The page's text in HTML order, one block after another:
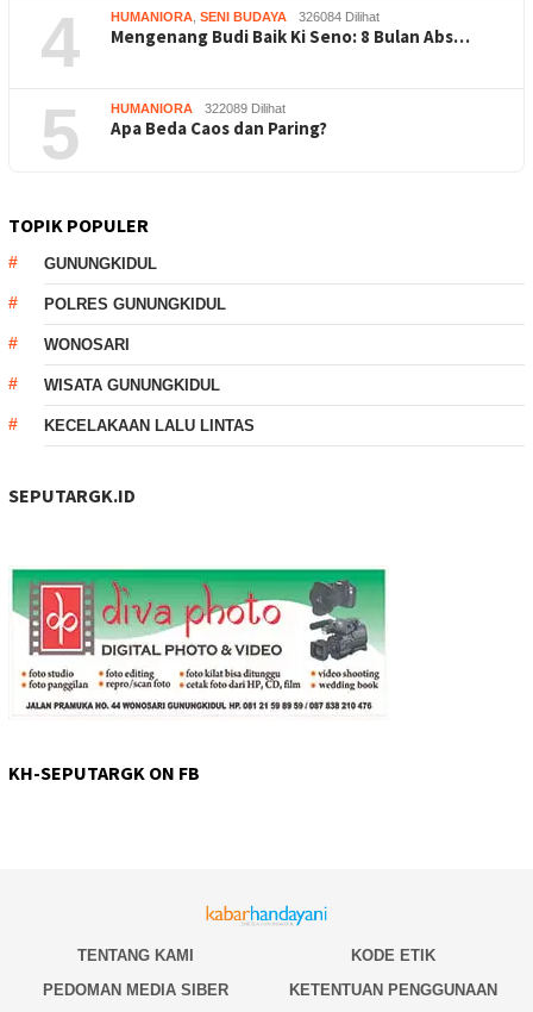
4 HUMANIORA SENI BUDAYA 326084 Dilihat
Mengenang Budi Baik Ki Seno: 8 Bulan Abs…
5 HUMANIORA 322089 Dilihat
Apa Beda Caos dan Paring?
TOPIK POPULER
GUNUNGKIDUL
POLRES GUNUNGKIDUL
WONOSARI
WISATA GUNUNGKIDUL
KECELAKAAN LALU LINTAS
SEPUTARGK.ID
KH-SEPUTARGK ON FB
TENTANG KAMI
KODE ETIK
PEDOMAN MEDIA SIBER
KETENTUAN PENGGUNAAN